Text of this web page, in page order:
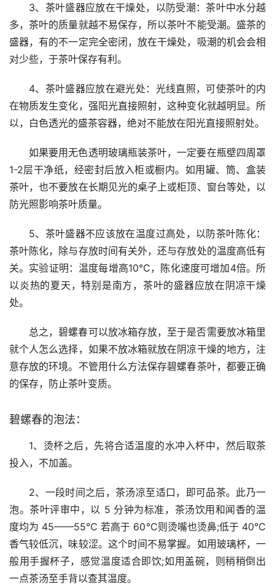
3、茶叶盛器应放在干燥处，以防受潮：茶叶中水分越
多，茶叶的质量就越不易保存，所以茶叶不能受潮。盛茶的
盛器，有的不一定完全密闭，放在干燥处，吸潮的机会会相
对少些，于茶叶保存有利。
4、茶叶盛器应放在避光处：光线直照，可使茶叶的内
在物质发生变化，强阳光直接照射，这种变化就越明显。所
以，白色透光的盛茶容器，绝对不能放在阳光直接照射处。
如果要用无色透明玻璃瓶装茶叶，一定要在瓶壁四周罩
1-2层干净纸，经密封后放入柜或橱内。如用罐、筒、盒装
茶叶，也不要放在长期见光的桌子上或柜顶、窗台等处，以
防光照影响茶叶质量。
5、茶叶盛器不应该放在温度过高处，以防茶叶陈化：
茶叶陈化，除与存放时间有关外，还与存放处的温度高低有
关。实验证明：温度每增高10℃，陈化速度可增加4倍。所
以炎热的夏天，特别是南方，茶叶的盛器应放在阴凉干燥
处。
总之，碧螺春可以放冰箱存放，至于是否需要放冰箱里
就个人怎么选择，如果不放冰箱就放在阴凉干燥的地方，注
意存放的环境。不管用什么方法保存碧螺春茶叶，都要正确
的保存，防止茶叶变质。
碧螺春的泡法：
1、烫杯之后，先将合适温度的水冲入杯中，然后取茶
投入，不加盖。
2、一段时间之后，茶汤凉至适口，即可品茶。此乃一
泡。茶叶评审中，以 5 分钟为标准，茶汤饮用和闻香的温
度均为 45——55℃ 若高于 60℃则烫嘴也烫鼻;低于 40℃
香气较低沉，味较涩。这个时间不易掌握。如用玻璃杯，一
般用手握杯子，感觉温度适合即饮;如用盖碗，则稍稍倒出
一点茶汤至手背以查其温度。